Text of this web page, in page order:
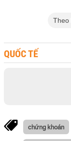
Theo
QUỐC TẾ
chứng khoán